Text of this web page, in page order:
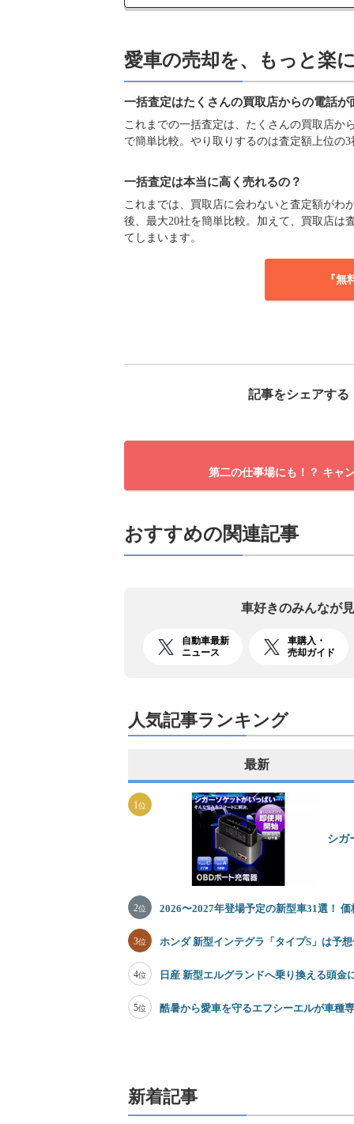
愛車の売却を、もっと楽
一括査定はたくさんの買取店からの電話が
これまでの一括査定は、たくさんの買取店か
で簡単比較。やり取りするのは査定額上位の
一括査定は本当に高く売れるの？
これまでは、買取店に会わないと査定額がわ
後、最大20社を簡単比較。加えて、買取店は
てしまいます。
『
記事をシェアする
第二の仕事場にも！？ キャ
おすすめの関連記事
車好きのみんなが
自動車最新
ニュース
車購入・
売却ガイド
人気記事ランキング
最新
1位
シガ
2位 2026〜2027年登場予定の新型車31選！
3位 ホンダ 新型インテグラ「タイプS」は予
4位 日産 新型エルグランドへ乗り換える頭
5位 酷暑から愛車を守るエフシーエルが車種
新着記事